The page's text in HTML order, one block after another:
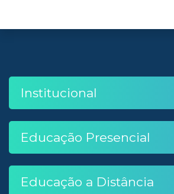
Institucional
Educação Presencial
Educação a Distância